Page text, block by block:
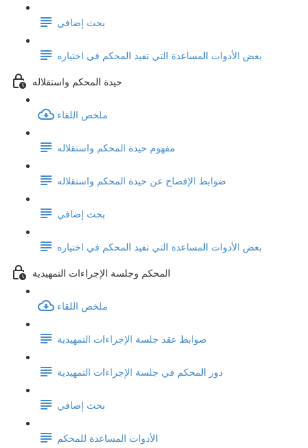
بحث إضافي
بعض الأدوات المساعدة التي تفيد المحكم في اختياره
حيدة المحكم واستقلاله
ملخص اللقاء
مفهوم حيدة المحكم واستقلاله
ضوابط الإفصاح عن حيدة المحكم واستقلاله
بحث إضافي
بعض الأدوات المساعدة التي تفيد المحكم في اختياره
المحكم وجلسة الإجراءات التمهيدية
ملخص اللقاء
ضوابط عقد جلسة الإجراءات التمهيدية
دور المحكم في جلسة الإجراءات التمهيدية
بحث إضافي
الأدوات المساعدة للمحكم